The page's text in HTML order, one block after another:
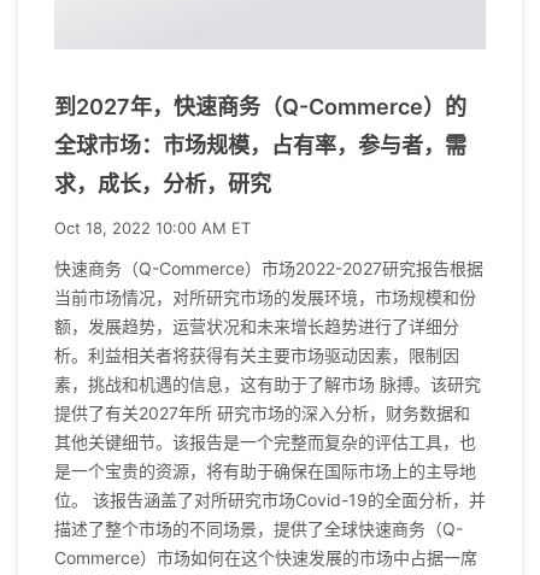
到2027年，快速商务（Q-Commerce）的
全球市场：市场规模，占有率，参与者，需
求，成长，分析，研究
Oct 18, 2022 10:00 AM ET
快速商务（Q-Commerce）市场2022-2027研究报告根据
当前市场情况，对所研究市场的发展环境，市场规模和份
额，发展趋势，运营状况和未来增长趋势进行了详细分
析。利益相关者将获得有关主要市场驱动因素，限制因
素，挑战和机遇的信息，这有助于了解市场 脉搏。该研究
提供了有关2027年所 研究市场的深入分析，财务数据和
其他关键细节。该报告是一个完整而复杂的评估工具，也
是一个宝贵的资源，将有助于确保在国际市场上的主导地
位。 该报告涵盖了对所研究市场Covid-19的全面分析，并
描述了整个市场的不同场景，提供了全球快速商务（Q-
Commerce）市场如何在这个快速发展的市场中占据一席